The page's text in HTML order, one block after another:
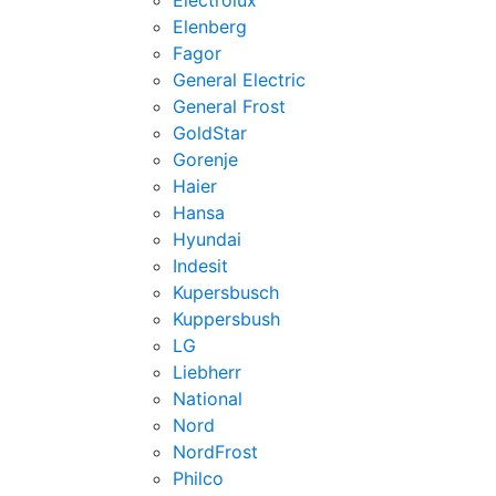
Elenberg
Fagor
General Electric
General Frost
GoldStar
Gorenje
Haier
Hansa
Hyundai
Indesit
Kupersbusch
Kuppersbush
LG
Liebherr
National
Nord
NordFrost
Philco